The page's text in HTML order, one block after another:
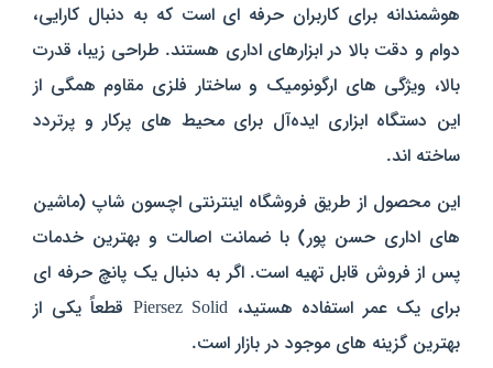
هوشمندانه برای کاربران حرفه‌ ای است که به‌ دنبال کارایی،
دوام و دقت بالا در ابزارهای اداری هستند. طراحی زیبا، قدرت
بالا، ویژگی‌ های ارگونومیک و ساختار فلزی مقاوم همگی از
این دستگاه ابزاری ایده‌آل برای محیط‌ های پرکار و پرتردد
ساخته‌ اند.
این محصول از طریق فروشگاه اینترنتی اچسون شاپ (ماشین‌
های اداری حسن‌ پور) با ضمانت اصالت و بهترین خدمات
پس از فروش قابل تهیه است. اگر به‌ دنبال یک پانچ حرفه‌ ای
برای یک عمر استفاده هستید، Piersez Solid قطعاً یکی از
بهترین گزینه‌ های موجود در بازار است.